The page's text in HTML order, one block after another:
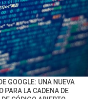
GOOGLE: UNA NUEVA
PARA LA CADENA DE